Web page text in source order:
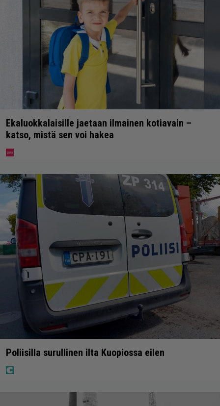
Ekaluokkalaisille jaetaan ilmainen kotiavain –
katso, mistä sen voi hakea
Poliisilla surullinen ilta Kuopiossa eilen